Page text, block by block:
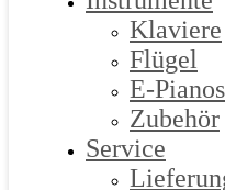
Klaviere
Flügel
E-Pianos
Zubehör
Service